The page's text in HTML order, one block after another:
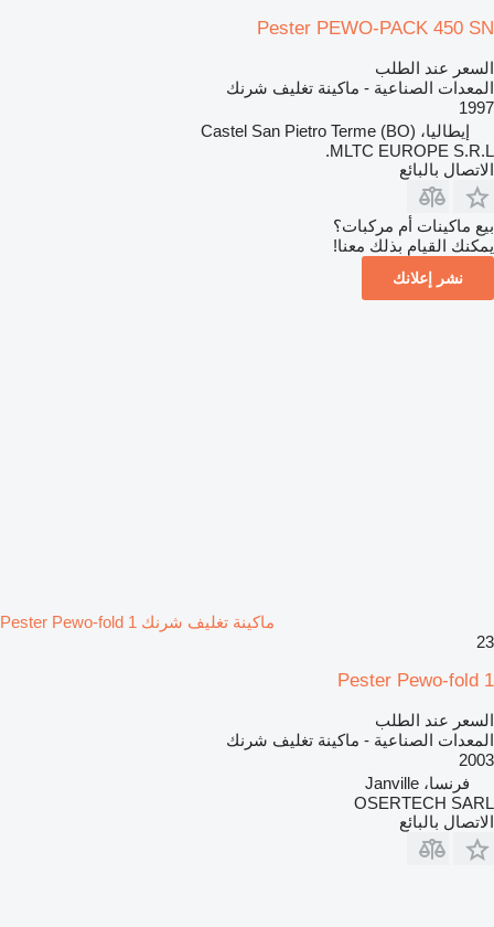
Pester PEWO-PACK 450 SN
السعر عند الطلب
المعدات الصناعية - ماكينة تغليف شرنك
1997
إيطاليا، Castel San Pietro Terme (BO)
MLTC EUROPE S.R.L.
الاتصال بالبائع
بيع ماكينات أم مركبات؟
يمكنك القيام بذلك معنا!
نشر إعلانك
ماكينة تغليف شرنك Pester Pewo-fold 1
23
Pester Pewo-fold 1
السعر عند الطلب
المعدات الصناعية - ماكينة تغليف شرنك
2003
فرنسا، Janville
OSERTECH SARL
الاتصال بالبائع